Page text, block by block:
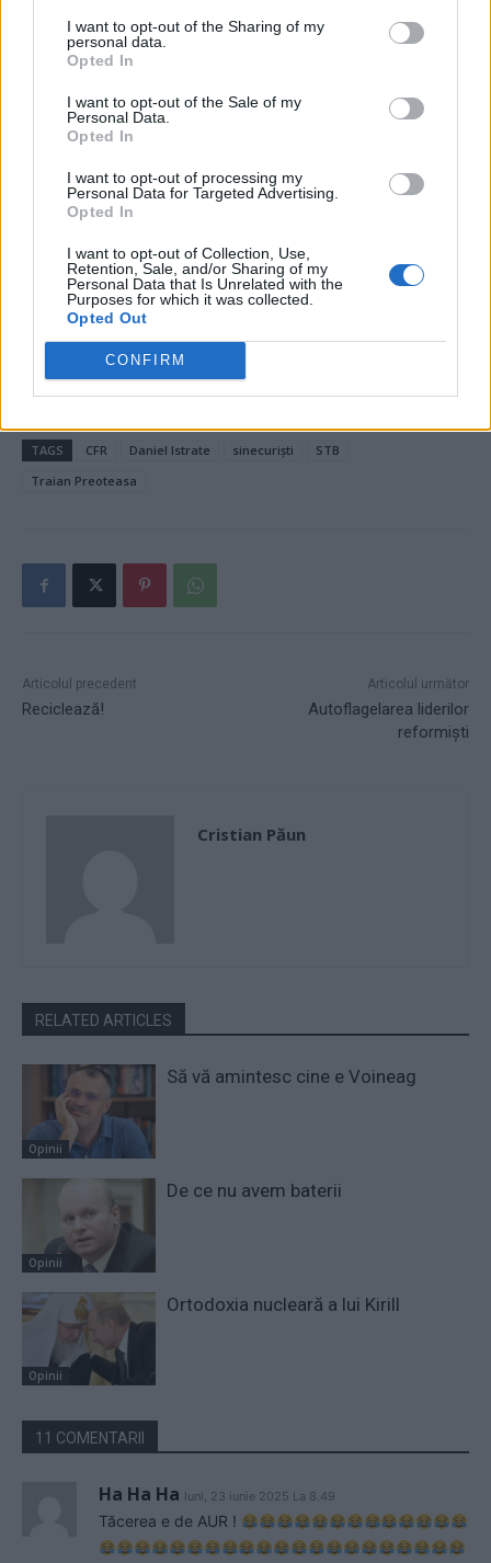
I want to opt-out of the Sharing of my
personal data.
Opted In
I want to opt-out of the Sale of my
Personal Data.
Opted In
I want to opt-out of processing my
Personal Data for Targeted Advertising.
Opted In
I want to opt-out of Collection, Use,
Retention, Sale, and/or Sharing of my
Personal Data that Is Unrelated with the
Purposes for which it was collected.
Opted Out
CONFIRM
De ce fugem din POT?
România profundă l-a învins pe Putin
Războiul Mondial al lui Trump
Curva lui Mike, în Postul Paștelui
- Advertisement -
TAGS CFR Daniel Istrate sinecuriști
STB
Traian Preoteasa
Articolul precedent
Reciclează!
Articolul următor
Autoflagelarea liderilor
reformiști
Cristian Păun
RELATED ARTICLES
Opinii
Să vă amintesc cine e Voineag
Opinii
De ce nu avem baterii
Opinii
Ortodoxia nucleară a lui Kirill
11 COMENTARII
Ha Ha Ha luni, 23 iunie 2025 La 8.49
Tăcerea e de AUR !